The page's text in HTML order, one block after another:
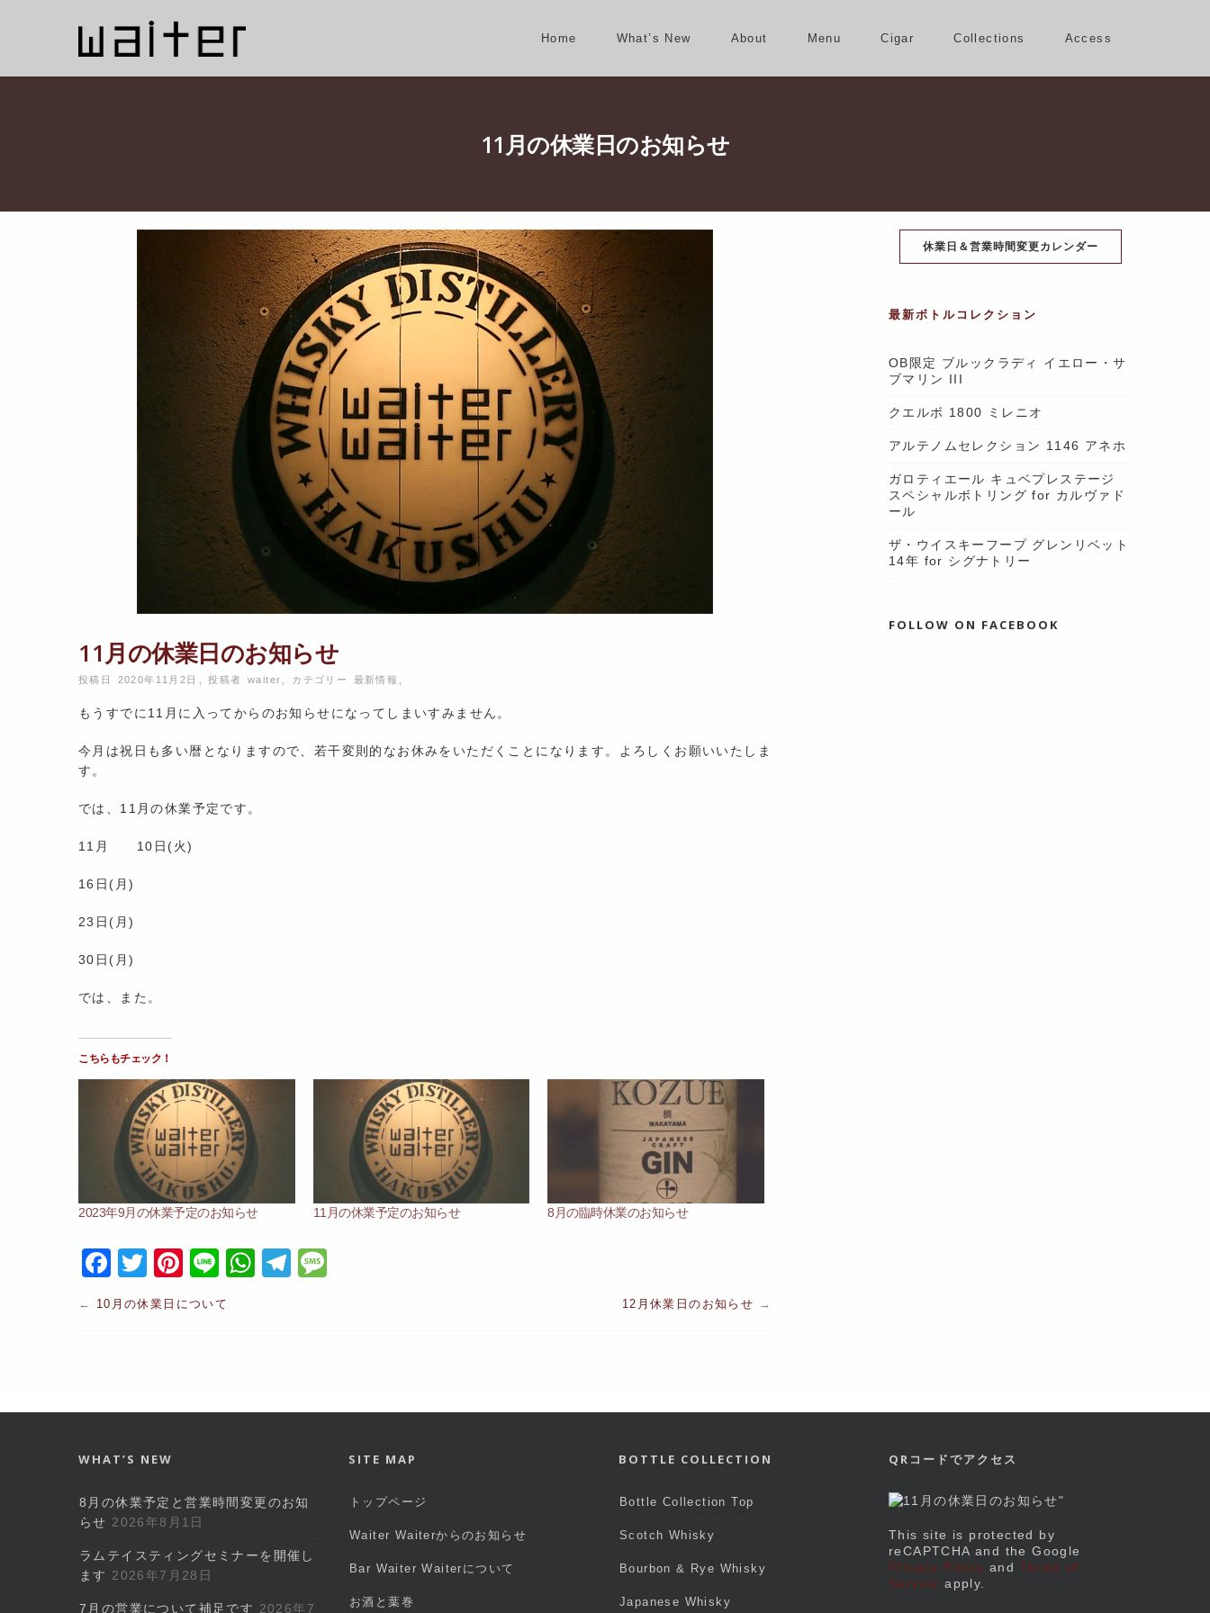
Home What’s New About Menu Cigar Collections Access
11月の休業日のお知らせ
11月の休業日のお知らせ
投稿日 2020年11月2日 ,投稿者waiter カテゴリー 最新情報
もうすでに11月に入ってからのお知らせになってしまいすみません。
今月は祝日も多い暦となりますので、若干変則的なお休みをいただくことになります。よろしくお願いいたしま
す。
では、11月の休業予定です。
11月 10日(火)
16日(月)
23日(月)
30日(月)
では、また。
こちらもチェック！
2023年9月の休業予定のお知らせ 11月の休業予定のお知らせ 8月の臨時休業のお知らせ
F
a
c
o
k
T
w
itt
Pi
er
Li
n
e
W
p
T
m g
← 10月の休業日について 12月休業日のお知らせ →
休業日＆営業時間変更カレンダー
最新ボトルコレクション
OB限定 ブルックラディ イエロー・サ
ブマリン III
クエルボ 1800 ミレニオ
アルテノムセレクション 1146 アネホ
ガロティエール キュベプレステージ
スペシャルボトリング for カルヴァド
ール
ザ・ウイスキーフープ グレンリベット
14年 for シグナトリー
FOLLOW ON FACEBOOK
WHAT’S NEW
8月の休業予定と営業時間変更のお知
らせ 2026年8月1日
ラムテイスティングセミナーを開催し
ます 2026年7月28日
7月の営業について補足です 2026年7
SITE MAP
トップページ
Waiter Waiterからのお知らせ
Bar Waiter Waiterについて
お酒と葉巻
BOTTLE COLLECTION
Bottle Collection Top
Scotch Whisky
Bourbon & Rye Whisky
Japanese Whisky
QRコードでアクセス
This site is protected by
reCAPTCHA and the Google
Privacy Policy and Terms of
Service apply.